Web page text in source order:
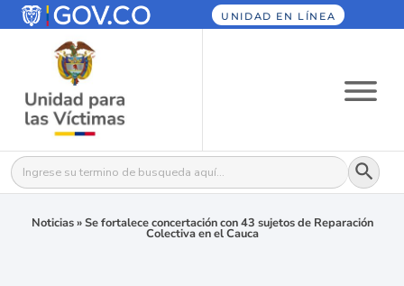
UNIDAD EN LÍNEA
Buscar: Botón
Noticias»Se fortalece concertación con 43 sujetos de Reparación
Colectiva en el Cauca